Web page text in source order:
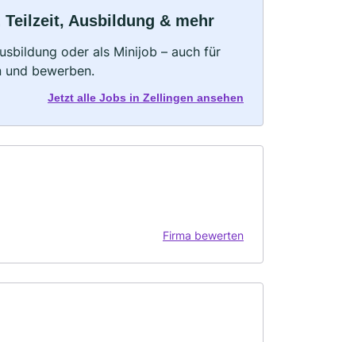
Ausbildung & mehr
oder als Minijob – auch für
und bewerben.
Jetzt alle Jobs in Zellingen ansehen
Firma bewerten